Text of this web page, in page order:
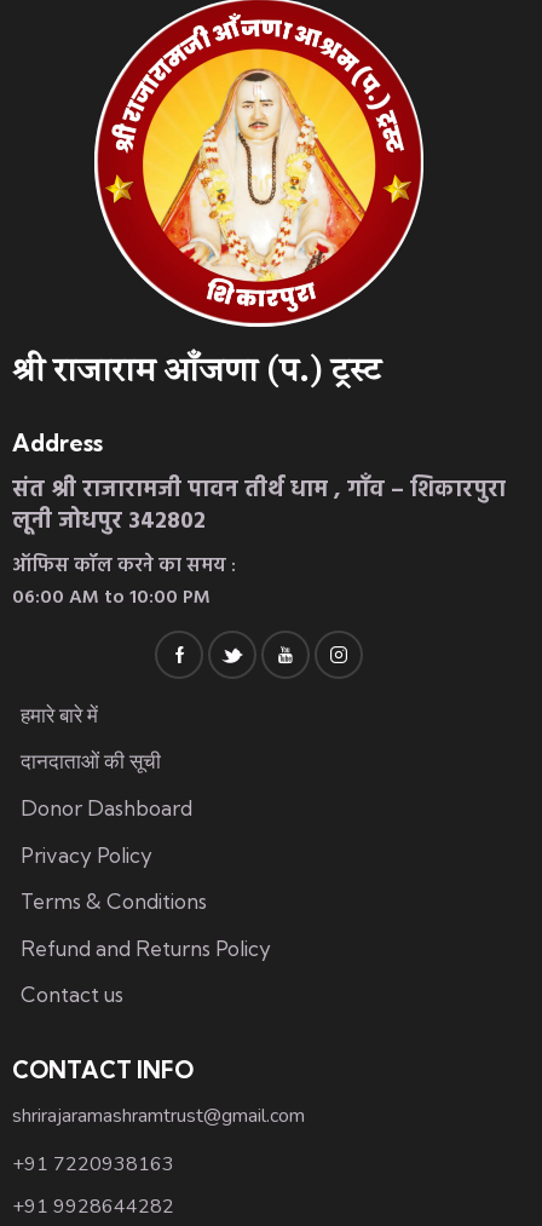
श्री राजाराम आँजणा (प.) ट्रस्ट
Address
संत श्री राजारामजी पावन तीर्थ धाम , गाँव – शिकारपुरा
लूनी जोधपुर 342802
ऑफिस कॉल करने का समय :
06:00 AM to 10:00 PM
हमारे बारे में
दानदाताओं की सूची
Donor Dashboard
Privacy Policy
Terms & Conditions
Refund and Returns Policy
Contact us
CONTACT INFO
shrirajaramashramtrust@gmail.com
+91 7220938163
+91 9928644282